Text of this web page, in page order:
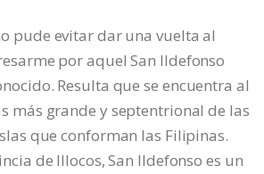
pude evitar dar una vuelta al
por aquel San Ildefonso
Resulta que se encuentra al
más grande y septentrional de las
que conforman las Filipinas.
de Illocos, San Ildefonso es un